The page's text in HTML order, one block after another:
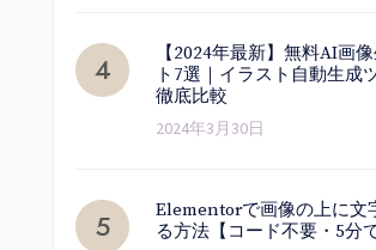
【2024年最新】無料AI画
ト7選｜イラスト自動生成
徹底比較
2024年3月30日
Elementorで画像の上に文
る方法【コード不要・5分